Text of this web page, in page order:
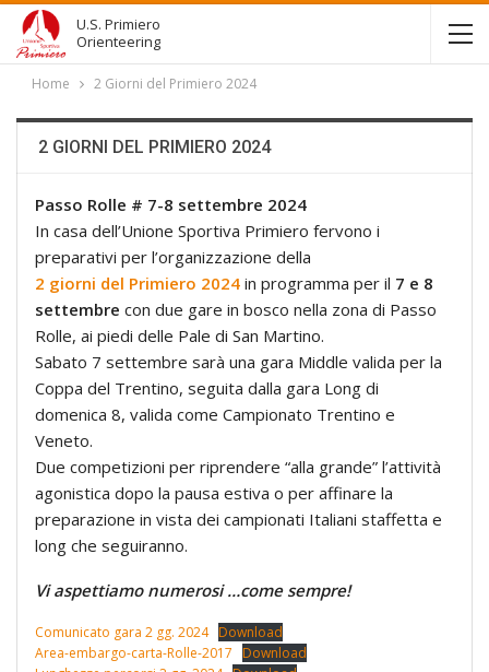
U.S. Primiero
Orienteering
Home 2 Giorni del Primiero 2024
2 GIORNI DEL PRIMIERO 2024
Passo Rolle # 7-8 settembre 2024
In casa dell’Unione Sportiva Primiero fervono i
preparativi per l’organizzazione della
2 giorni del Primiero 2024 in programma per il 7 e 8
settembre con due gare in bosco nella zona di Passo
Rolle, ai piedi delle Pale di San Martino.
Sabato 7 settembre sarà una gara Middle valida per la
Coppa del Trentino, seguita dalla gara Long di
domenica 8, valida come Campionato Trentino e
Veneto.
Due competizioni per riprendere “alla grande” l’attività
agonistica dopo la pausa estiva o per affinare la
preparazione in vista dei campionati Italiani staffetta e
long che seguiranno.
Vi aspettiamo numerosi …come sempre!
Comunicato gara 2 gg. 2024 Download
Area-embargo-carta-Rolle-2017
Download